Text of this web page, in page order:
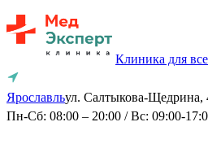
Клиника для
Ярославльул. Салтыкова-Щедрина,
Пн-Сб: 08:00 – 20:00 / Вс: 09:00-